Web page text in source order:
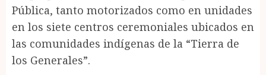
Pública, tanto motorizados como en unidades
en los siete centros ceremoniales ubicados en
las comunidades indígenas de la “Tierra de
los Generales”.